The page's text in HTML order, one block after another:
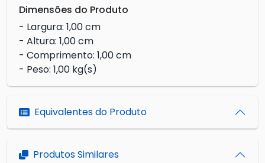
Dimensões do Produto
- Largura: 1,00 cm
- Altura: 1,00 cm
- Comprimento: 1,00 cm
- Peso: 1,00 kg(s)
Equivalentes do Produto
Produtos Similares